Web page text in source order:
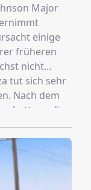
Major
einige
früheren
nicht
tut sich sehr
Nach dem
hatte er die
einer
er von
Der
er nur zwei